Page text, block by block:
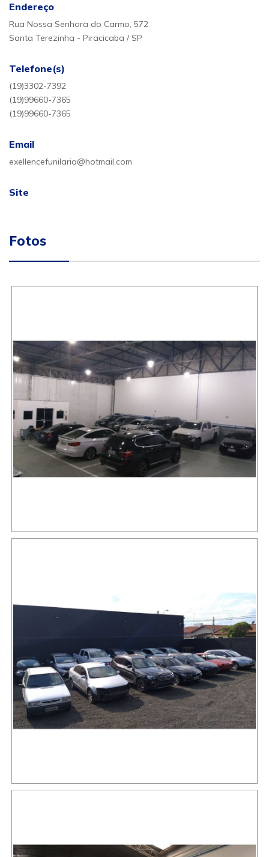
Endereço
Rua Nossa Senhora do Carmo, 572
Santa Terezinha - Piracicaba / SP
Telefone(s)
(19)3302-7392
(19)99660-7365
(19)99660-7365
Email
exellencefunilaria@hotmail.com
Site
Fotos